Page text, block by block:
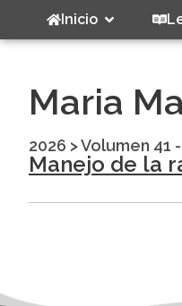
Inicio
Maria
2026 >Volumen 41
Manejo de la